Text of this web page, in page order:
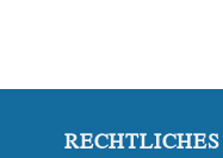
RECHTLICHES